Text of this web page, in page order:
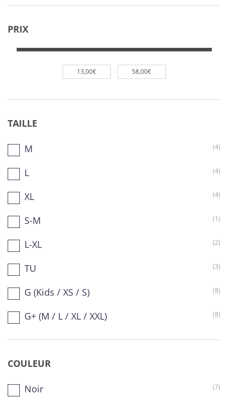
PRIX
13,00€ - 58,00€
TAILLE
M (4)
L (4)
XL (4)
S-M (1)
L-XL (2)
TU (3)
G (Kids / XS / S) (8)
G+ (M / L / XL / XXL) (8)
COULEUR
Noir (7)